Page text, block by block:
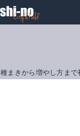
まきから増やし方ま